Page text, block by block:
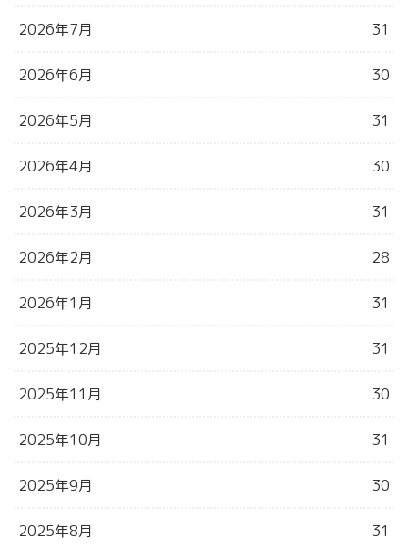
2026年7月 31
2026年6月 30
2026年5月 31
2026年4月 30
2026年3月 31
2026年2月 28
2026年1月 31
2025年12月 31
2025年11月 30
2025年10月 31
2025年9月 30
2025年8月 31